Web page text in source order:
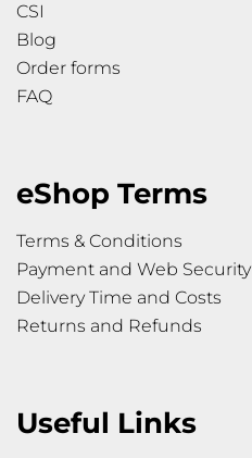
CSI
Blog
Order forms
FAQ
eShop Terms
Terms & Conditions
Payment and Web Security
Delivery Time and Costs
Returns and Refunds
Useful Links